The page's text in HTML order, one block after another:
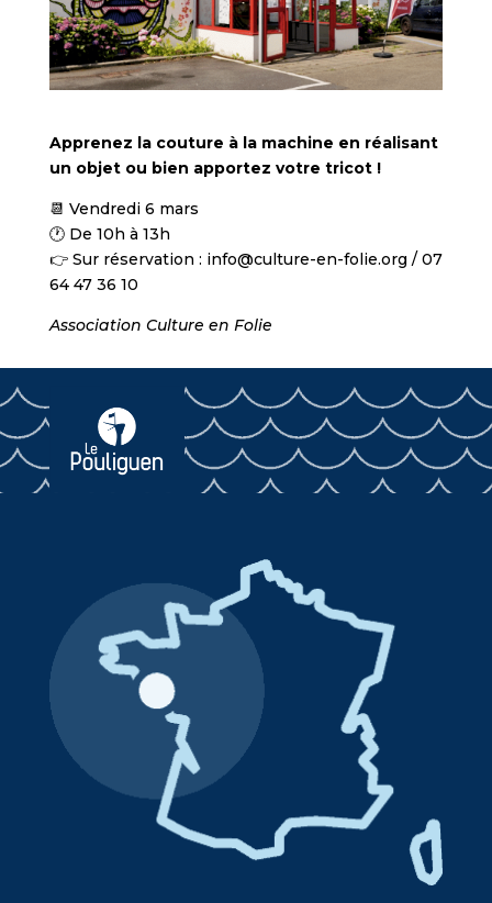
Apprenez la couture à la machine en réalisant
un objet ou bien apportez votre tricot !
📆 Vendredi 6 mars
🕐 De 10h à 13h
👉 Sur réservation : info@culture-en-folie.org / 07
64 47 36 10
Association Culture en Folie